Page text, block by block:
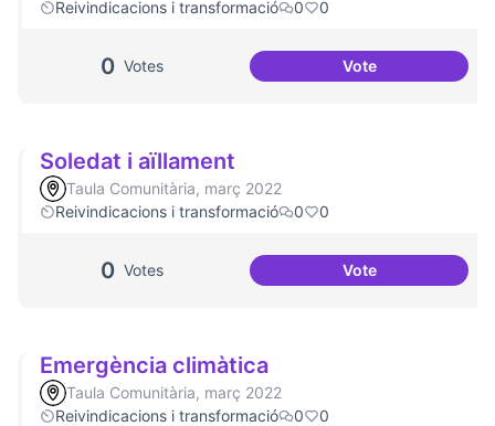
Reivindicacions i transformació
0 0
0 Votes VoteSocialització de
Soledat i aïllament
Taula Comunitària, març 2022
Reivindicacions i transformació
0 0
0 Votes VoteSoledat i
Emergència climàtica
Taula Comunitària, març 2022
Reivindicacions i transformació
0 0